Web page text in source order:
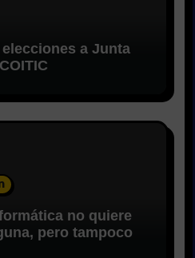
a Junta
no quiere
pero tampoco